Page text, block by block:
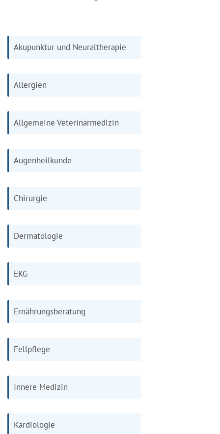
Akupunktur und Neuraltherapie
Allergien
Allgemeine Veterinärmedizin
Augenheilkunde
Chirurgie
Dermatologie
EKG
Ernährungsberatung
Fellpflege
Innere Medizin
Kardiologie